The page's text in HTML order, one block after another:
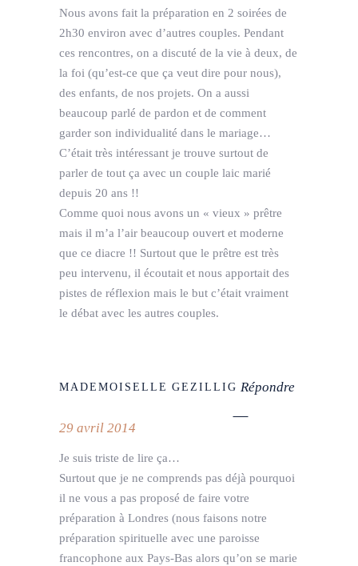
Nous avons fait la préparation en 2 soirées de
2h30 environ avec d’autres couples. Pendant
ces rencontres, on a discuté de la vie à deux, de
la foi (qu’est-ce que ça veut dire pour nous),
des enfants, de nos projets. On a aussi
beaucoup parlé de pardon et de comment
garder son individualité dans le mariage…
C’était très intéressant je trouve surtout de
parler de tout ça avec un couple laic marié
depuis 20 ans !!
Comme quoi nous avons un « vieux » prêtre
mais il m’a l’air beaucoup ouvert et moderne
que ce diacre !! Surtout que le prêtre est très
peu intervenu, il écoutait et nous apportait des
pistes de réflexion mais le but c’était vraiment
le débat avec les autres couples.
MADEMOISELLE GEZILLIG Répondre
29 avril 2014
Je suis triste de lire ça…
Surtout que je ne comprends pas déjà pourquoi
il ne vous a pas proposé de faire votre
préparation à Londres (nous faisons notre
préparation spirituelle avec une paroisse
francophone aux Pays-Bas alors qu’on se marie